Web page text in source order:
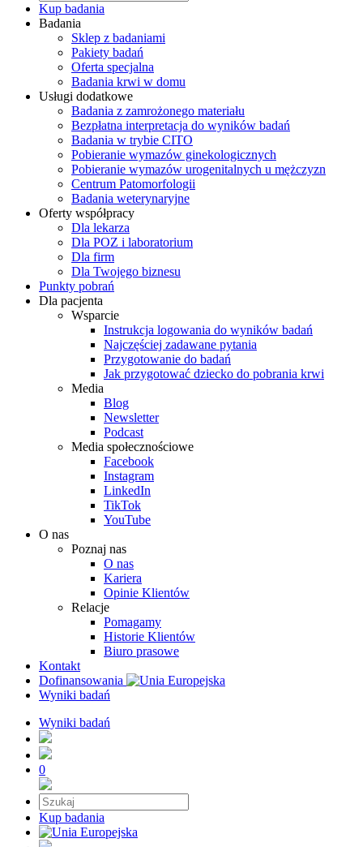
Kup badania
Badania
Sklep z badaniami
Pakiety badań
Oferta specjalna
Badania krwi w domu
Usługi dodatkowe
Badania z zamrożonego materiału
Bezpłatna interpretacja do wyników badań
Badania w trybie CITO
Pobieranie wymazów ginekologicznych
Pobieranie wymazów urogenitalnych u mężczyzn
Centrum Patomorfologii
Badania weterynaryjne
Oferty współpracy
Dla lekarza
Dla POZ i laboratorium
Dla firm
Dla Twojego biznesu
Punkty pobrań
Dla pacjenta
Wsparcie
Instrukcja logowania do wyników badań
Najczęściej zadawane pytania
Przygotowanie do badań
Jak przygotować dziecko do pobrania krwi
Media
Blog
Newsletter
Podcast
Media społecznościowe
Facebook
Instagram
LinkedIn
TikTok
YouTube
O nas
Poznaj nas
O nas
Kariera
Opinie Klientów
Relacje
Pomagamy
Historie Klientów
Biuro prasowe
Kontakt
Dofinansowania
Wyniki badań
Wyniki badań
0
Kup badania